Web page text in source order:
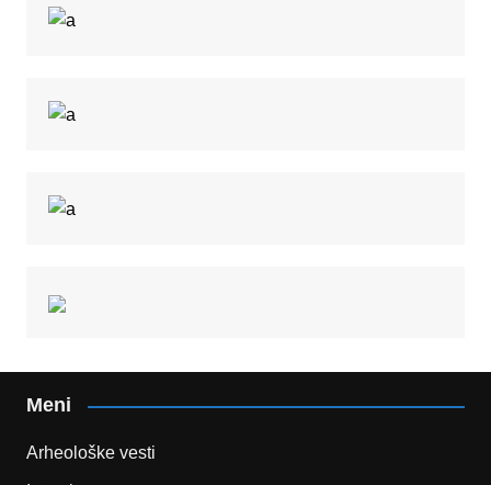
Meni
Arheološke vesti